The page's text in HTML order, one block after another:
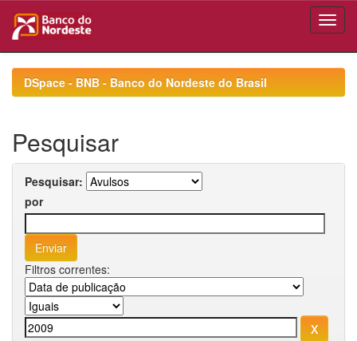
navigationDSpace - BNB - Banco do Nordeste do Brasil
Pesquisar
Pesquisar:
por
Filtros correntes: